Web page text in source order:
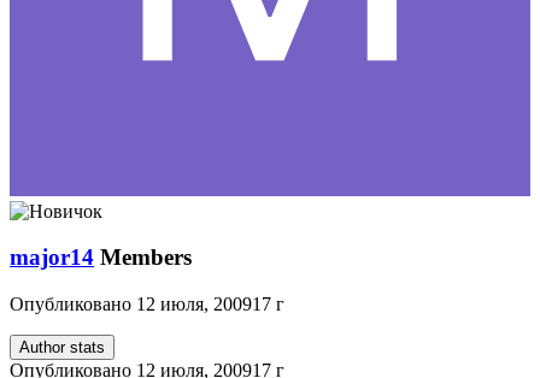
major14 Members
Опубликовано 12 июля, 200917 г
Author stats
Опубликовано 12 июля, 200917 г